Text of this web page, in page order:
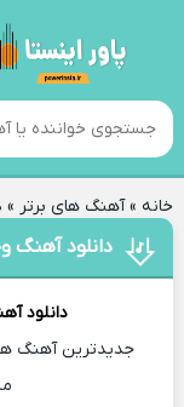
خانه»آهنگ های برتر »
دانلود آهنگ
دانلود
جدیدترین آهنگ